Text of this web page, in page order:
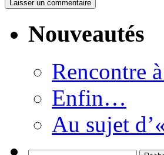
Nouveautés
Rencontre
Enfin…
Au sujet